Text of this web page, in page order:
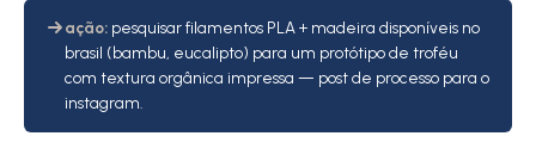
ação: pesquisar filamentos PLA + madeira disponíveis no
brasil (bambu, eucalipto) para um protótipo de troféu
com textura orgânica impressa — post de processo para o
instagram.